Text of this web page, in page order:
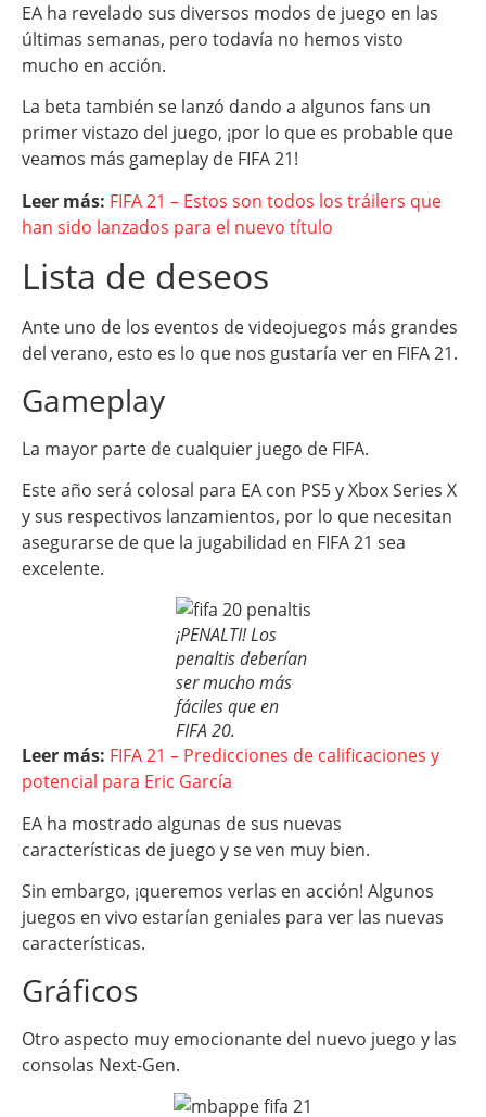
EA ha revelado sus diversos modos de juego en las
últimas semanas, pero todavía no hemos visto
mucho en acción.
La beta también se lanzó dando a algunos fans un
primer vistazo del juego, ¡por lo que es probable que
veamos más gameplay de FIFA 21!
Leer más: FIFA 21 – Estos son todos los tráilers que
han sido lanzados para el nuevo título
Lista de deseos
Ante uno de los eventos de videojuegos más grandes
del verano, esto es lo que nos gustaría ver en FIFA 21.
Gameplay
La mayor parte de cualquier juego de FIFA.
Este año será colosal para EA con PS5 y Xbox Series X
y sus respectivos lanzamientos, por lo que necesitan
asegurarse de que la jugabilidad en FIFA 21 sea
excelente.
¡PENALTI! Los
penaltis deberían
ser mucho más
fáciles que en
FIFA 20.
Leer más: FIFA 21 – Predicciones de calificaciones y
potencial para Eric García
EA ha mostrado algunas de sus nuevas
características de juego y se ven muy bien.
Sin embargo, ¡queremos verlas en acción! Algunos
juegos en vivo estarían geniales para ver las nuevas
características.
Gráficos
Otro aspecto muy emocionante del nuevo juego y las
consolas Next-Gen.